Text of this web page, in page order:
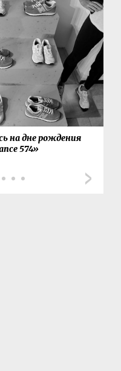
на дне рождения
574»